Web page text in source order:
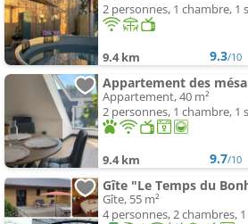
2 personnes, 1 chambre, 1
9.4 km 9.3/10
Appartement des
Appartement, 40 m²
2 personnes, 1 chambre, 1
9.4 km 9.7/10
Gîte, 55 m²
4 personnes, 2 chambres,